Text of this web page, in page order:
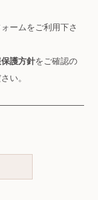
ームをご利用下さ
護方針をご確認の
い。